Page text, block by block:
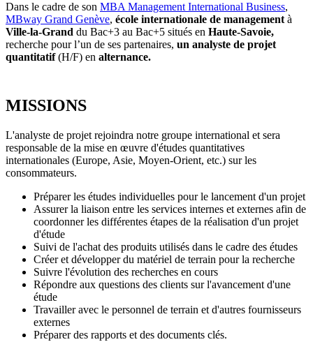
Dans le cadre de son MBA Management International Business,
MBway Grand Genève, école internationale de managementà
Ville-la-Grand du Bac+3 au Bac+5 situés en Haute-Savoie,
recherche pour l’un de ses partenaires, un analyste de projet
quantitatif(H/F) en alternance.
MISSIONS
L'analyste de projet rejoindra notre groupe international et sera
responsable de la mise en œuvre d'études quantitatives
internationales (Europe, Asie, Moyen-Orient, etc.) sur les
consommateurs.
Préparer les études individuelles pour le lancement d'un projet
Assurer la liaison entre les services internes et externes afin de
coordonner les différentes étapes de la réalisation d'un projet
d'étude
Suivi de l'achat des produits utilisés dans le cadre des études
Créer et développer du matériel de terrain pour la recherche
Suivre l'évolution des recherches en cours
Répondre aux questions des clients sur l'avancement d'une
étude
Travailler avec le personnel de terrain et d'autres fournisseurs
externes
Préparer des rapports et des documents clés.